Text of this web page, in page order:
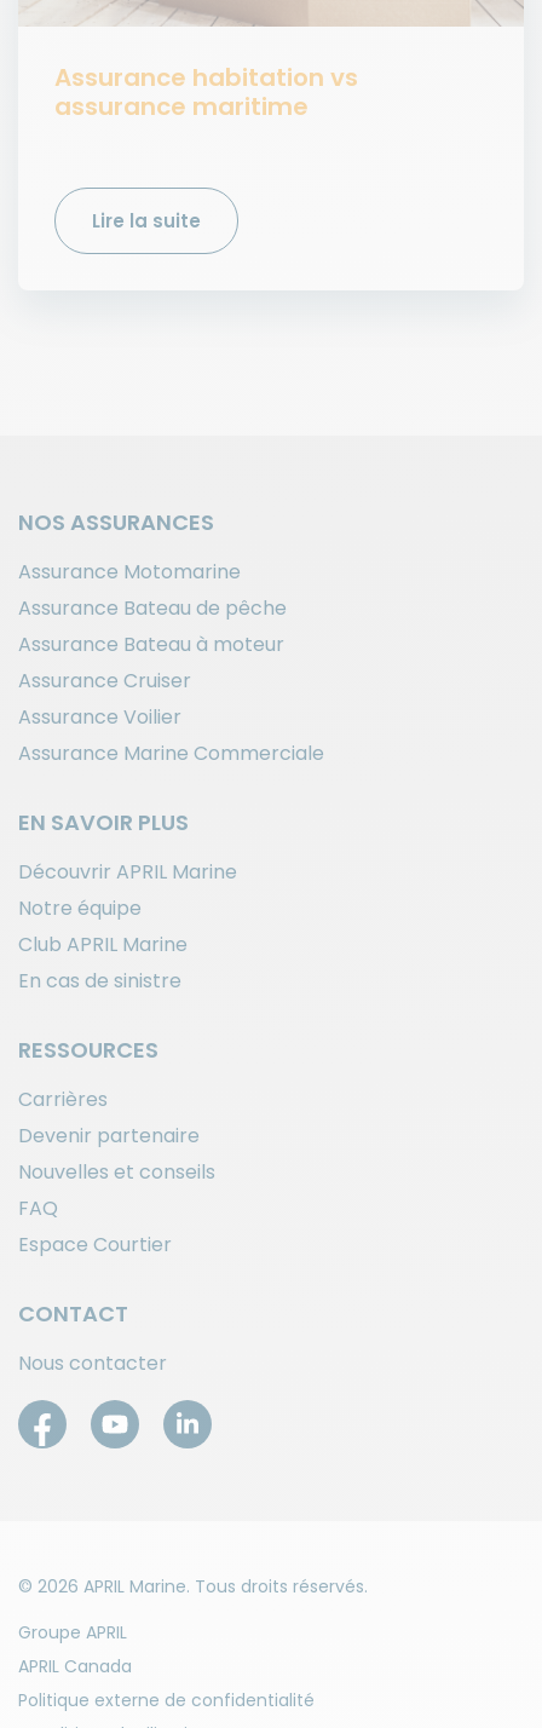
Assurance habitation vs
assurance maritime
Lire la suite
NOS ASSURANCES
Assurance Motomarine
Assurance Bateau de pêche
Assurance Bateau à moteur
Assurance Cruiser
Assurance Voilier
Assurance Marine Commerciale
EN SAVOIR PLUS
Découvrir APRIL Marine
Notre équipe
Club APRIL Marine
En cas de sinistre
RESSOURCES
Carrières
Devenir partenaire
Nouvelles et conseils
FAQ
Espace Courtier
CONTACT
Nous contacter
© 2026 APRIL Marine. Tous droits réservés.
Groupe APRIL
APRIL Canada
Politique externe de confidentialité